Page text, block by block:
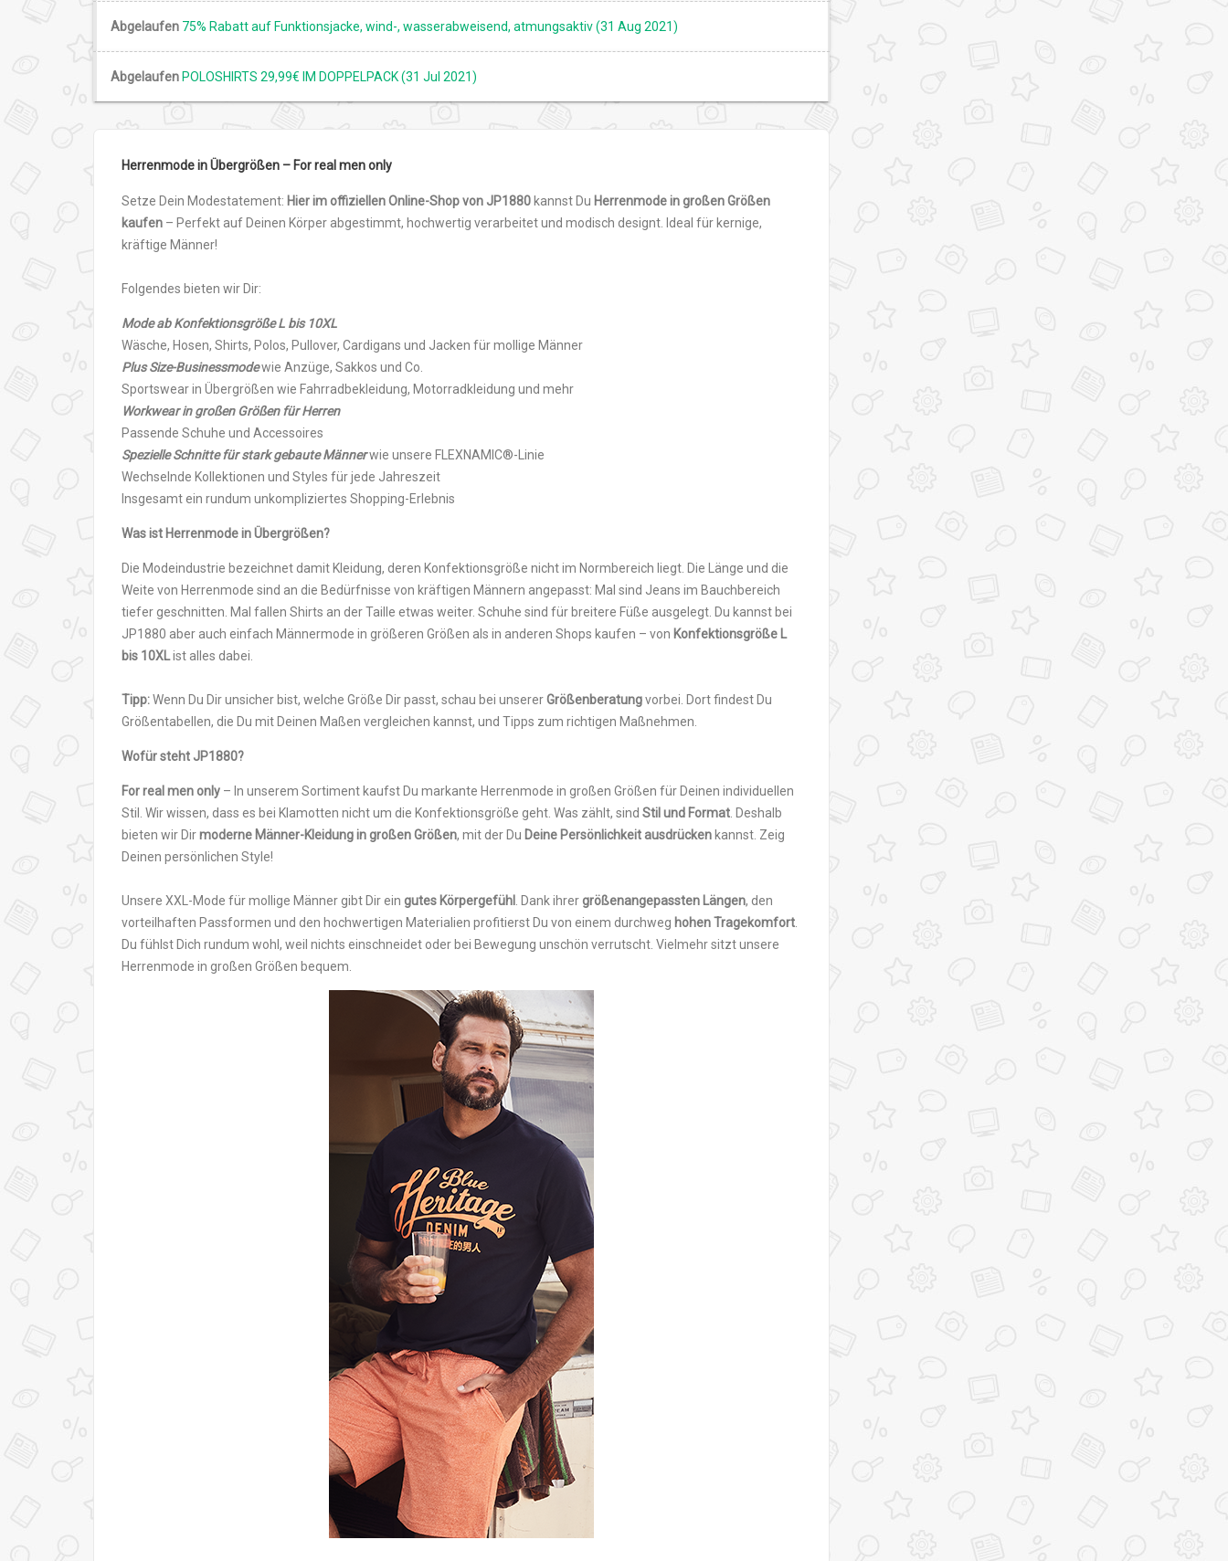
Abgelaufen 75% Rabatt auf Funktionsjacke, wind-, wasserabweisend, atmungsaktiv (31 Aug 2021)
Abgelaufen POLOSHIRTS 29,99€ IM DOPPELPACK (31 Jul 2021)
Herrenmode in Übergrößen – For real men only
Setze Dein Modestatement: Hier im offiziellen Online-Shop von JP1880 kannst Du Herrenmode in großen Größen
kaufen – Perfekt auf Deinen Körper abgestimmt, hochwertig verarbeitet und modisch designt. Ideal für kernige,
kräftige Männer!
Folgendes bieten wir Dir:
Mode ab Konfektionsgröße L bis 10XL
Wäsche, Hosen, Shirts, Polos, Pullover, Cardigans und Jacken für mollige Männer
Plus Size-Businessmodewie Anzüge, Sakkos und Co.
Sportswear in Übergrößen wie Fahrradbekleidung, Motorradkleidung und mehr
Workwear in großen Größen für Herren
Passende Schuhe und Accessoires
Spezielle Schnitte für stark gebaute Männerwie unsere FLEXNAMIC®-Linie
Wechselnde Kollektionen und Styles für jede Jahreszeit
Insgesamt ein rundum unkompliziertes Shopping-Erlebnis
Was ist Herrenmode in Übergrößen?
Die Modeindustrie bezeichnet damit Kleidung, deren Konfektionsgröße nicht im Normbereich liegt. Die Länge und die
Weite von Herrenmode sind an die Bedürfnisse von kräftigen Männern angepasst: Mal sind Jeans im Bauchbereich
tiefer geschnitten. Mal fallen Shirts an der Taille etwas weiter. Schuhe sind für breitere Füße ausgelegt. Du kannst bei
JP1880 aber auch einfach Männermode in größeren Größen als in anderen Shops kaufen – von Konfektionsgröße L
bis 10XList alles dabei.
Tipp:Wenn Du Dir unsicher bist, welche Größe Dir passt, schau bei unsererGrößenberatungvorbei. Dort findest Du
Größentabellen, die Du mit Deinen Maßen vergleichen kannst, und Tipps zum richtigen Maßnehmen.
Wofür steht JP1880?
For real men only – In unserem Sortiment kaufst Du markante Herrenmode in großen Größen für Deinen individuellen
Stil. Wir wissen, dass es bei Klamotten nicht um die Konfektionsgröße geht. Was zählt, sind Stil und Format . Deshalb
bieten wir Dirmoderne Männer-Kleidung in großen Größen, mit der Du Deine Persönlichkeit ausdrücken kannst. Zeig
Deinen persönlichen Style!
Unsere XXL-Mode für mollige Männer gibt Dir ein gutes Körpergefühl . Dank ihrergrößenangepassten Längen, den
vorteilhaften Passformen und den hochwertigen Materialien profitierst Du von einem durchweg hohen Tragekomfort
Du fühlst Dich rundum wohl, weil nichts einschneidet oder bei Bewegung unschön verrutscht. Vielmehr sitzt unsere
Herrenmode in großen Größen bequem.